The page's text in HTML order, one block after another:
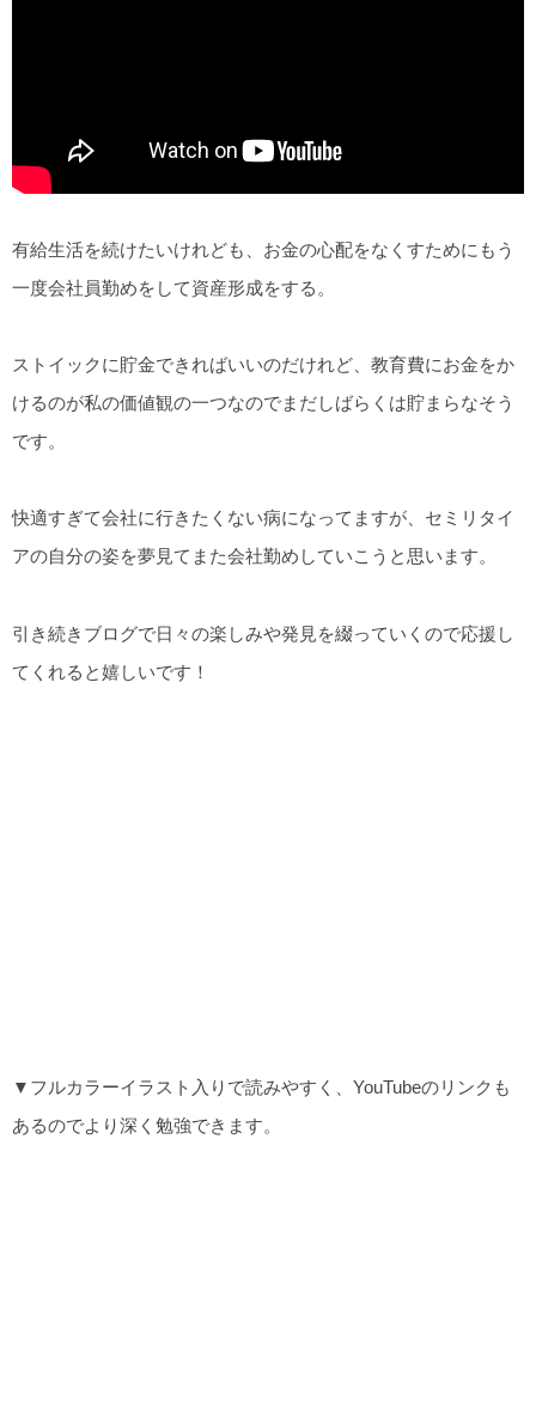
有給生活を続けたいけれども、お金の心配をなくすためにもう
一度会社員勤めをして資産形成をする。
ストイックに貯金できればいいのだけれど、教育費にお金をか
けるのが私の価値観の一つなのでまだしばらくは貯まらなそう
です。
快適すぎて会社に行きたくない病になってますが、セミリタイ
アの自分の姿を夢見てまた会社勤めしていこうと思います。
引き続きブログで日々の楽しみや発見を綴っていくので応援し
てくれると嬉しいです！
▼フルカラーイラスト入りで読みやすく、YouTubeのリンクも
あるのでより深く勉強できます。